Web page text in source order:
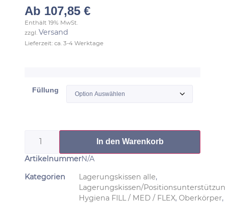
Ab 107,85 €
Enthält 19% MwSt.
zzgl. Versand
Lieferzeit: ca. 3-4 Werktage
Füllung
In den Warenkorb
ArtikelnummerN/A
Kategorien
Lagerungskissen alle,
Lagerungskissen/
Hygiena FILL / MED / FLEX, Oberkörper,